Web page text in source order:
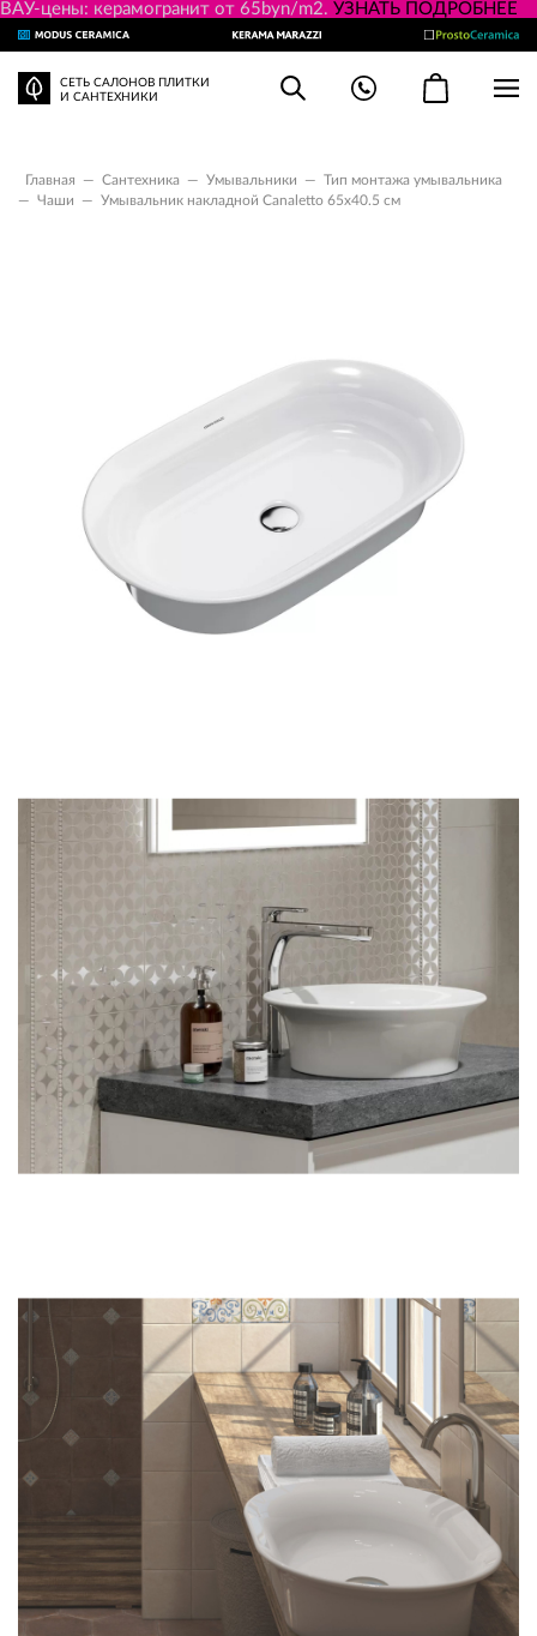
ВАУ-цены: керамогранит от 65byn/m2. УЗНАТЬ ПОДРОБНЕЕ
СЕТЬ САЛОНОВ ПЛИТКИ
И САНТЕХНИКИ
Главная — Сантехника — Умывальники — Тип монтажа умывальника
— Чаши — Умывальник накладной Canaletto 65х40.5 см